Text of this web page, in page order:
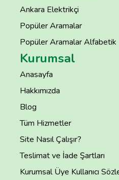
Ankara Elektrikçi
Popüler Aramalar
Popüler Aramalar Alfabetik
Kurumsal
Anasayfa
Hakkımızda
Blog
Tüm Hizmetler
Site Nasıl Çalışır?
Teslimat ve İade Şartları
Kurumsal Üye Kullanıcı